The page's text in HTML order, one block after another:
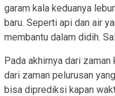
garam kala keduanya
baru. Seperti api dan air
membantu dalam didih.
Pada akhirnya dari
dari zaman pelurusan
bisa diprediksi kapan